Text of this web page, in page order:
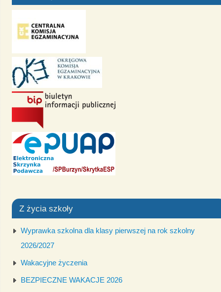
Z życia szkoły
Wyprawka szkolna dla klasy pierwszej na rok szkolny
2026/2027
Wakacyjne życzenia
BEZPIECZNE WAKACJE 2026